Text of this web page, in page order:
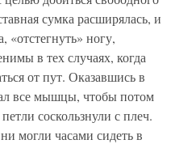
сумка расширялась, и
ногу,
в тех случаях, когда
от пут. Оказавшись в
все мышцы, чтобы потом
соскользнули с плеч.
могли часами сидеть в